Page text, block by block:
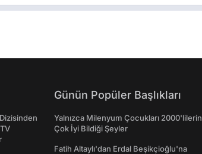
Günün Popüler Başlıkları
Yalnızca Milenyum Çocukları 2000'lilerin
Çok İyi Bildiği Şeyler
Fatih Altaylı'dan Erdal Beşikçioğlu'na